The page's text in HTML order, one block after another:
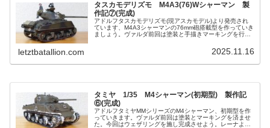
タスカモデリズモ M4A3(76)Wシャーマン 製
作記⑦(完成)
アドルフタスカモデリズモ(現アスカモデル)より発売され
ています、M4A3シャーマンの76mm砲搭載型を作っていき
ましょう。ヴァルダ前回は塗装と手描きマーキングを行
letztbatallion.com 2025.11.16
タミヤ 1/35 M4シャーマン(初期型) 製作記
⑥(完成)
アドルフタミヤMMシリーズのM4シャーマン、初期型を作
っていきます。ヴァルダ前回は塗装とマーキングを済ませ
た。今回はウェザリングを施し完成させよう。レーナよし